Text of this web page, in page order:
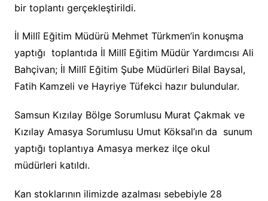
bir toplantı gerçekleştirildi.
İl Millî Eğitim Müdürü Mehmet Türkmen’in konuşma
yaptığı toplantıda İl Millî Eğitim Müdür Yardımcısı Ali
Bahçivan; İl Millî Eğitim Şube Müdürleri Bilal Baysal,
Fatih Kamzeli ve Hayriye Tüfekci hazır bulundular.
Samsun Kızılay Bölge Sorumlusu Murat Çakmak ve
Kızılay Amasya Sorumlusu Umut Köksal’ın da sunum
yaptığı toplantıya Amasya merkez ilçe okul
müdürleri katıldı.
Kan stoklarının ilimizde azalması sebebiyle 28